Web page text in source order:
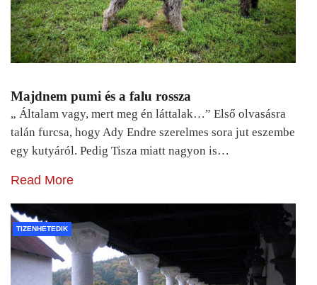
Majdnem pumi és a falu rossza
„ Általam vagy, mert meg én láttalak…” Első olvasásra
talán furcsa, hogy Ady Endre szerelmes sora jut eszembe
egy kutyáról. Pedig Tisza miatt nagyon is…
Read More
TIZENHETEDIK